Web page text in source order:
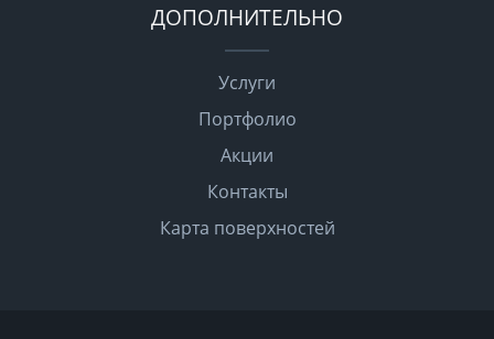
ДОПОЛНИТЕЛЬНО
Услуги
Портфолио
Акции
Контакты
Карта поверхностей